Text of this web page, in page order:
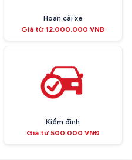
Hoán cải xe
Giá từ 12.000.000 VNĐ
Kiểm định
Giá từ 500.000 VNĐ